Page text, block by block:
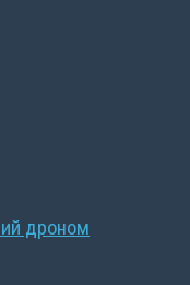
дроном